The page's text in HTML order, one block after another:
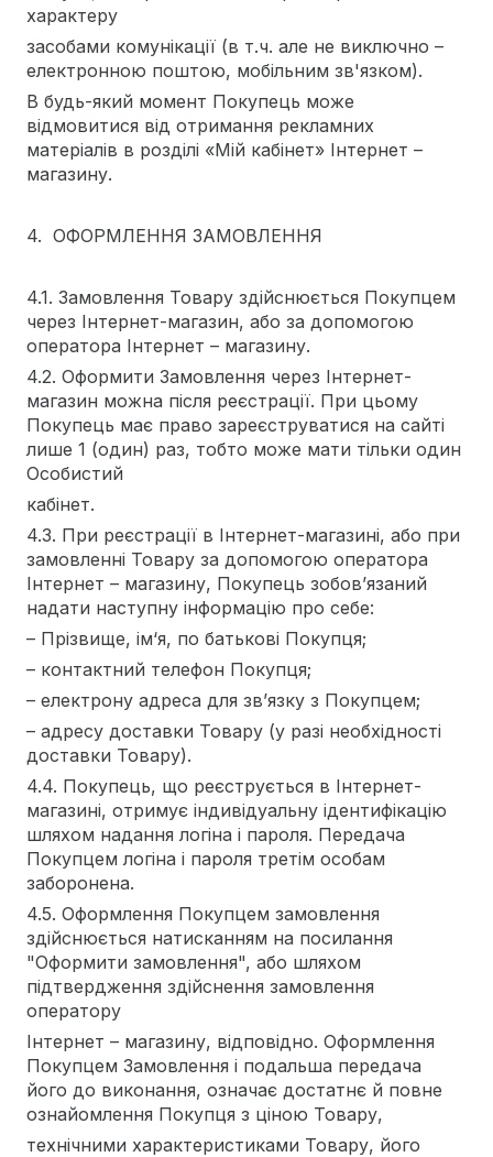
характеру
засобами комунікації (в т.ч. але не виключно –
електронною поштою, мобільним зв'язком).
В будь-який момент Покупець може
відмовитися від отримання рекламних
матеріалів в розділі «Мій кабінет» Інтернет –
магазину.
4. ОФОРМЛЕННЯ ЗАМОВЛЕННЯ
4.1. Замовлення Товару здійснюється Покупцем
через Інтернет-магазин, або за допомогою
оператора Інтернет – магазину.
4.2. Оформити Замовлення через Інтернет-
магазин можна після реєстрації. При цьому
Покупець має право зареєструватися на сайті
лише 1 (один) раз, тобто може мати тільки один
Особистий
кабінет.
4.3. При реєстрації в Інтернет-магазині, або при
замовленні Товару за допомогою оператора
Інтернет – магазину, Покупець зобов’язаний
надати наступну інформацію про себе:
– Прізвище, ім‘я, по батькові Покупця;
– контактний телефон Покупця;
– електрону адреса для зв’язку з Покупцем;
– адресу доставки Товару (у разі необхідності
доставки Товару).
4.4. Покупець, що реєструється в Інтернет-
магазині, отримує індивідуальну ідентифікацію
шляхом надання логіна і пароля. Передача
Покупцем логіна і пароля третім особам
заборонена.
4.5. Оформлення Покупцем замовлення
здійснюється натисканням на посилання
"Оформити замовлення", або шляхом
підтвердження здійснення замовлення
оператору
Інтернет – магазину, відповідно. Оформлення
Покупцем Замовлення і подальша передача
його до виконання, означає достатнє й повне
ознайомлення Покупця з ціною Товару,
технічними характеристиками Товару, його